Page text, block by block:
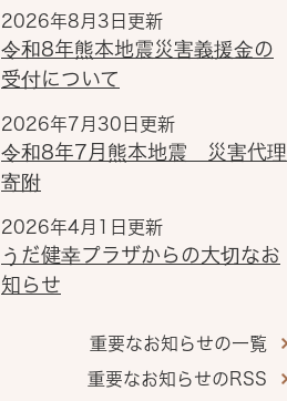
2026年8月3日更新
令和8年熊本地震災害義援金の
受付について
2026年7月30日更新
令和8年7月熊本地震 災害代理
寄附
2026年4月1日更新
うだ健幸プラザからの大切なお
知らせ
重要なお知らせの一覧
重要なお知らせのRSS